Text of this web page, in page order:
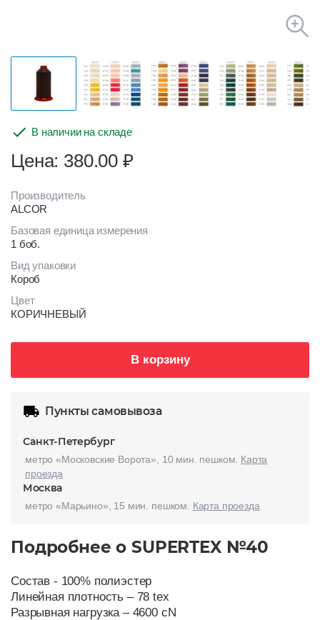
В наличии на складе
Цена: 380.00 ₽
Производитель
ALCOR
Базовая единица измерения
1 боб.
Вид упаковки
Короб
Цвет
КОРИЧНЕВЫЙ
В корзину
Пункты самовывоза
Санкт-Петербург
метро «Московские Ворота», 10 мин. пешком. Карта
проезда
Москва
метро «Марьино», 15 мин. пешком. Карта проезда
Подробнее о SUPERTEX №40
Состав - 100% полиэстер
Линейная плотность – 78 tex
Разрывная нагрузка – 4600 cN